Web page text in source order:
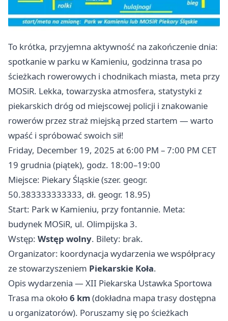
To krótka, przyjemna aktywność na zakończenie dnia:
spotkanie w parku w Kamieniu, godzinna trasa po
ścieżkach rowerowych i chodnikach miasta, meta przy
MOSiR. Lekka, towarzyska atmosfera, statystyki z
piekarskich dróg od miejscowej policji i znakowanie
rowerów przez straż miejską przed startem — warto
wpaść i spróbować swoich sił! ‍
Friday, December 19, 2025 at 6:00 PM – 7:00 PM CET
19 grudnia (piątek), godz. 18:00–19:00
Miejsce: Piekary Śląskie (szer. geogr.
50.383333333333, dł. geogr. 18.95)
Start: Park w Kamieniu, przy fontannie. Meta:
budynek MOSiR, ul. Olimpijska 3.
Wstęp: Wstęp wolny. Bilety: brak.
Organizator: koordynacja wydarzenia we współpracy
ze stowarzyszeniem Piekarskie Koła.
Opis wydarzenia — XII Piekarska Ustawka Sportowa
Trasa ma około6 km(dokładna mapa trasy dostępna
u organizatorów). Poruszamy się po ścieżkach